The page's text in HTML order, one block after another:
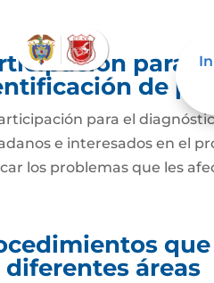
para
de
para el
e interesados en el
los problemas que les
diferentes áreas